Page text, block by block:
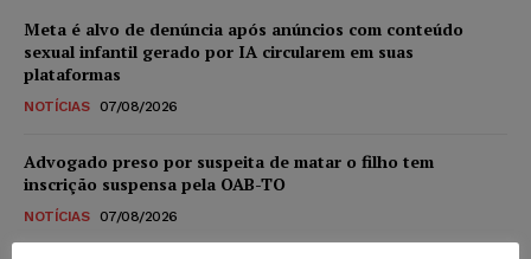
Meta é alvo de denúncia após anúncios com conteúdo
sexual infantil gerado por IA circularem em suas
plataformas
NOTÍCIAS 07/08/2026
Advogado preso por suspeita de matar o filho tem
inscrição suspensa pela OAB-TO
NOTÍCIAS 07/08/2026